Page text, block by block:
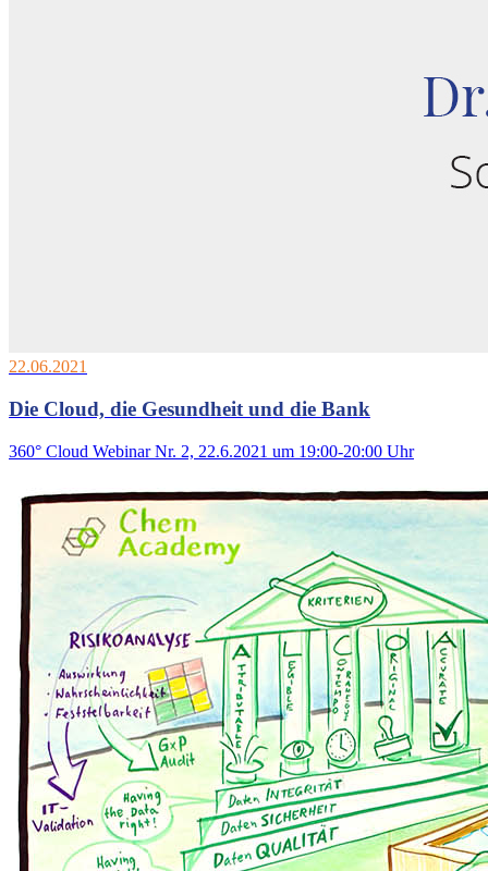
22.06.2021
Die Cloud, die Gesundheit und die Bank
360° Cloud Webinar Nr. 2, 22.6.2021 um 19:00-20:00 Uhr